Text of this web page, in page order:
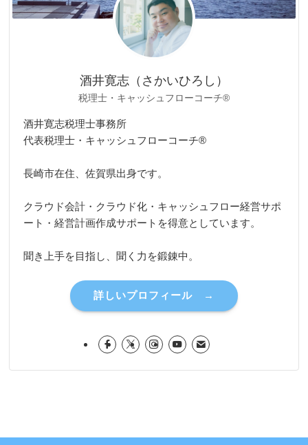
酒井寛志（さかいひろし）
税理士・キャッシュフローコーチ®
酒井寛志税理士事務所
代表税理士・キャッシュフローコーチ®
長崎市在住、佐賀県出身です。
クラウド会計・クラウド化・キャッシュフロー経営サポ
ート・経営計画作成サポートを得意としています。
聞き上手を目指し、聞く力を鍛錬中。
詳しいプロフィール →